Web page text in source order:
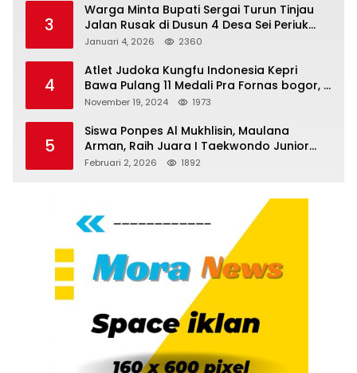
Tanjungpinang
3
Warga Minta Bupati Sergai Turun Tinjau
Jalan Rusak di Dusun 4 Desa Sei Periuk
Serdang Bedagai
Januari 4, 2026 2360
4
Atlet Judoka Kungfu Indonesia Kepri
Bawa Pulang 11 Medali Pra Fornas bogor, 3
Emas dan 8 Perunggu.
November 19, 2024 1973
5
Siswa Ponpes Al Mukhlisin, Maulana
Arman, Raih Juara I Taekwondo Junior
Putra di Riau National Championship 2026
Februari 2, 2026 1892